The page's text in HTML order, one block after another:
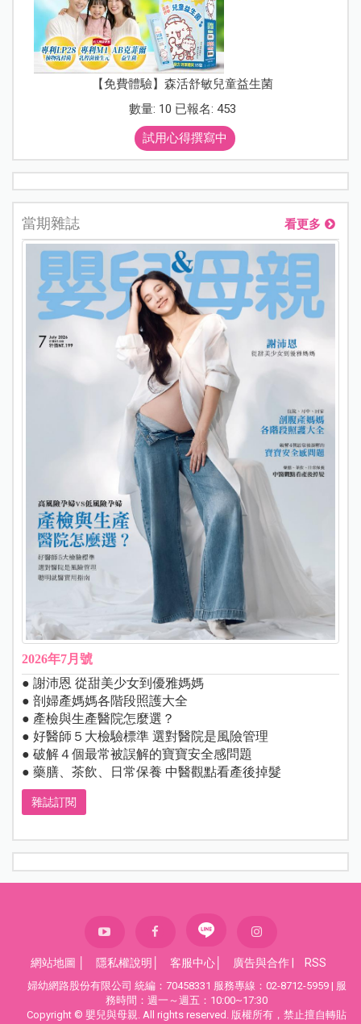
【免費體驗】森活舒敏兒童益生菌
數量: 10 已報名: 453
試用心得撰寫中
當期雜誌 看更多
2026年7月號
● 謝沛恩 從甜美少女到優雅媽媽
● 剖婦產媽媽各階段照護大全
● 產檢與生產醫院怎麼選？
● 好醫師５大檢驗標準 選對醫院是風險管理
● 破解４個最常被誤解的寶寶安全感問題
● 藥膳、茶飲、日常保養 中醫觀點看產後掉髮
雜誌訂閱
網站地圖 隱私權說明 客服中心 廣告與合作 RSS
婦幼網路股份有限公司 統編：70458331 服務專線：02-8712-5959 | 服
務時間：週一～週五：10:00~17:30
Copyright © 嬰兒與母親. All rights reserved. 版權所有，禁止擅自轉貼